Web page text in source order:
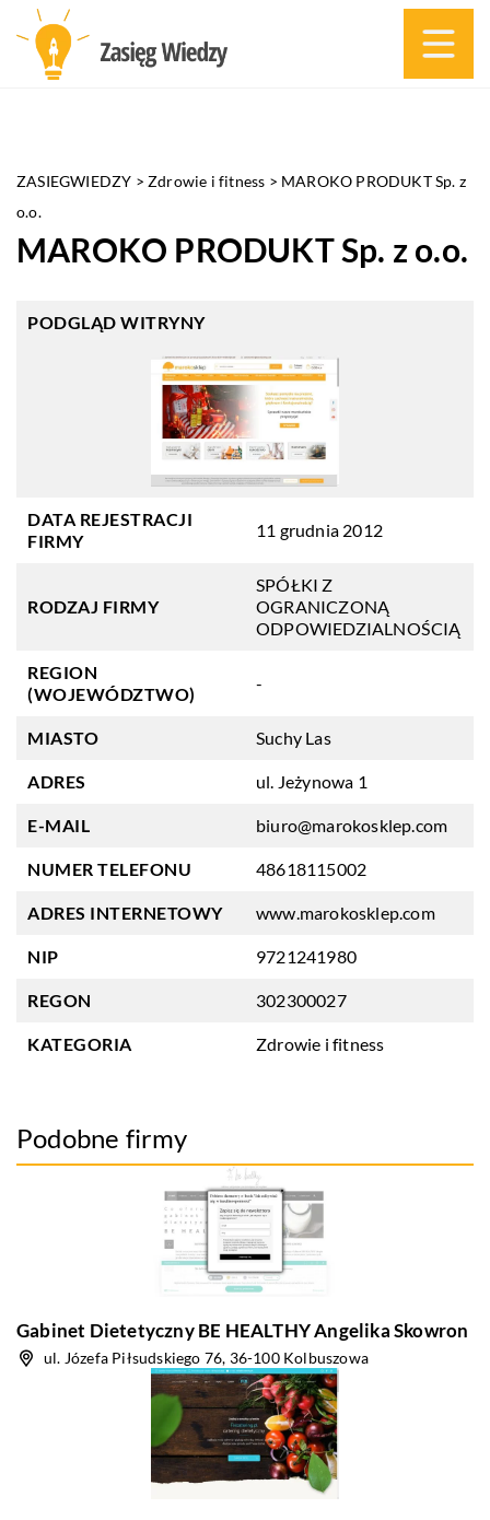
ZASIEGWIEDZY >Zdrowie i fitness > MAROKO PRODUKT Sp. z
o.o.
MAROKO PRODUKT Sp. z o.o.
PODGLĄD WITRYNY
DATA REJESTRACJI
FIRMY
11 grudnia 2012
RODZAJ FIRMY
SPÓŁKI Z
OGRANICZONĄ
ODPOWIEDZIALNOŚCIĄ
REGION
(WOJEWÓDZTWO)
-
MIASTO Suchy Las
ADRES ul. Jeżynowa 1
E-MAIL biuro@marokosklep.com
NUMER TELEFONU 48618115002
ADRES INTERNETOWY www.marokosklep.com
NIP 9721241980
REGON 302300027
KATEGORIA Zdrowie i fitness
Podobne firmy
Gabinet Dietetyczny BE HEALTHY Angelika Skowron
ul. Józefa Piłsudskiego 76, 36-100 Kolbuszowa